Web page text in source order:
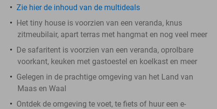
Zie hier de inhoud van de multideals
Het tiny house is voorzien van een veranda, knus
zitmeubilair, apart terras met hangmat en nog veel meer
De safaritent is voorzien van een veranda, oprolbare
voorkant, keuken met gastoestel en koelkast en meer
Gelegen in de prachtige omgeving van het Land van
Maas en Waal
Ontdek de omgeving te voet, te fiets of huur een e-